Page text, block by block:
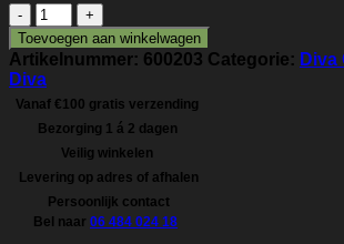
DIVA
Gellak
Soirree
aantal
Toevoegen aan winkelwagen
Artikelnummer: 600203 Categorie: Diva
Diva
Vanaf €100 gratis verzending
Bezorging 1 á 2 dagen
Veilig winkelen
Levering op adres of afhalen
Persoonlijk contact
Bel naar 06 484 024 18